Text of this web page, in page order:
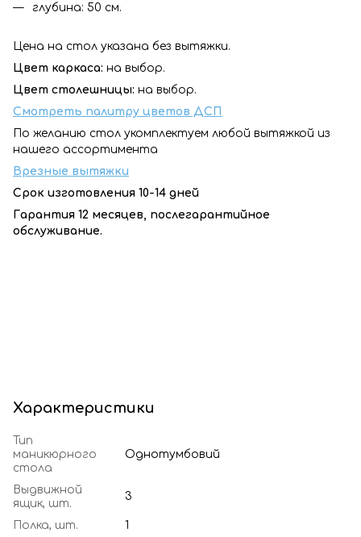
глубина: 50 см.
Цена на стол указана без вытяжки.
Цвет каркаса: на выбор.
Цвет столешницы: на выбор.
Смотреть палитру цветов ДСП
По желанию стол укомплектуем любой вытяжкой из
нашего ассортимента
Врезные вытяжки
Срок изготовления 10-14 дней
Гарантия 12 месяцев, послегарантийное
обслуживание.
Характеристики
Тип
маникюрного
стола
Однотумбовий
Выдвижной
ящик, шт.
3
Полка, шт.
1